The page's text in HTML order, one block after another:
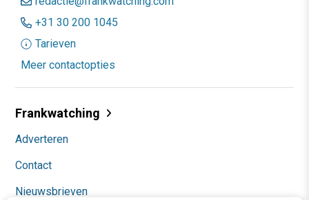
+31 30 200 1045
Tarieven
Meer contactopties
Frankwatching
Adverteren
Contact
Nieuwsbrieven